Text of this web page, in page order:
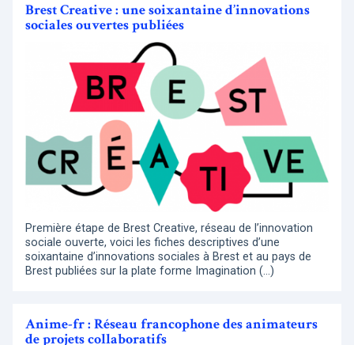
Brest Creative : une soixantaine d’innovations
sociales ouvertes publiées
Première étape de Brest Creative, réseau de l’innovation
sociale ouverte, voici les fiches descriptives d’une
soixantaine d’innovations sociales à Brest et au pays de
Brest publiées sur la plate forme Imagination (…)
Anime-fr : Réseau francophone des animateurs
de projets collaboratifs